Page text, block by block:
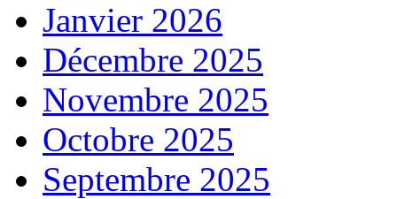
Janvier 2026
Décembre 2025
Novembre 2025
Octobre 2025
Septembre 2025